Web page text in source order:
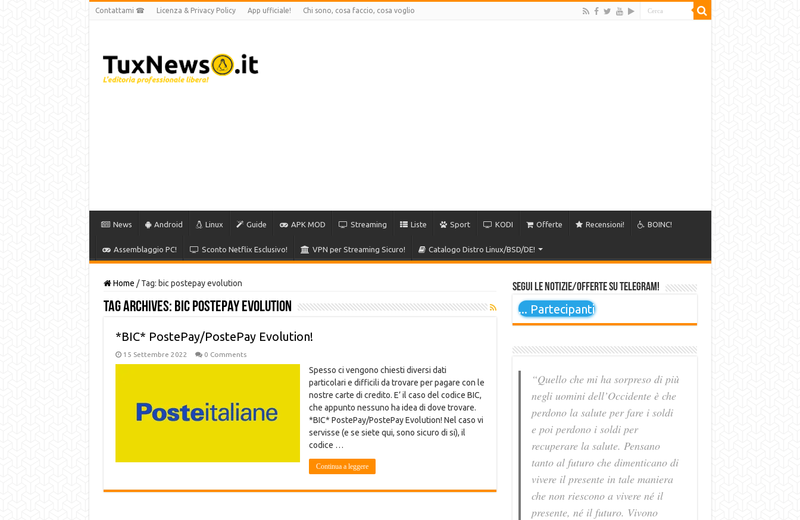
Contattami ☎ Licenza & Privacy Policy App ufficiale! Chi sono, cosa faccio, cosa voglio
News Android Linux Guide APK MOD Streaming Liste Sport KODI Offerte Recensioni! BOINC!
Assemblaggio PC! Sconto Netflix Esclusivo! VPN per Streaming Sicuro! Catalogo Distro Linux/BSD/DE!
Home / Tag: bic postepay evolution
Tag Archives: bic postepay evolution
*BIC* PostePay/PostePay Evolution!
15 Settembre 2022 0 Comments
Spesso ci vengono chiesti diversi dati
particolari e difficili da trovare per pagare con le
nostre carte di credito. E’ il caso del codice BIC,
che appunto nessuno ha idea di dove trovare.
*BIC* PostePay/PostePay Evolution! Nel caso vi
servisse (e se siete qui, sono sicuro di si), il
codice …
Continua a leggere
Segui le notizie/offerte su Telegram!
... Partecipanti
“Quello che mi ha sorpreso di più
negli uomini dell’Occidente è che
perdono la salute per fare i soldi
e poi perdono i soldi per
recuperare la salute. Pensano
tanto al futuro che dimenticano di
vivere il presente in tale maniera
che non riescono a vivere né il
presente, né il futuro. Vivono